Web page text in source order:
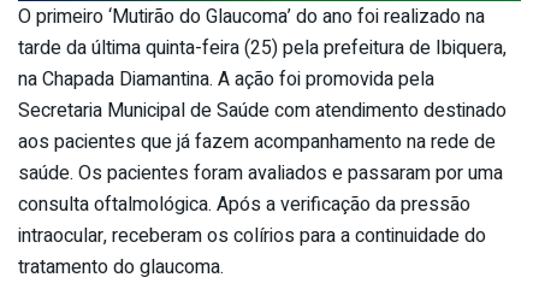
O primeiro ‘Mutirão do Glaucoma’ do ano foi realizado na
tarde da última quinta-feira (25) pela prefeitura de Ibiquera,
na Chapada Diamantina. A ação foi promovida pela
Secretaria Municipal de Saúde com atendimento destinado
aos pacientes que já fazem acompanhamento na rede de
saúde. Os pacientes foram avaliados e passaram por uma
consulta oftalmológica. Após a verificação da pressão
intraocular, receberam os colírios para a continuidade do
tratamento do glaucoma.